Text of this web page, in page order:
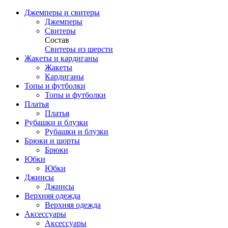
Джемперы и свитеры
Джемперы
Свитеры
Состав
Свитеры из шерсти
Жакеты и кардиганы
Жакеты
Кардиганы
Топы и футболки
Топы и футболки
Платья
Платья
Рубашки и блузки
Рубашки и блузки
Брюки и шорты
Брюки
Юбки
Юбки
Джинсы
Джинсы
Верхняя одежда
Верхняя одежда
Аксесcуары
Аксесcуары